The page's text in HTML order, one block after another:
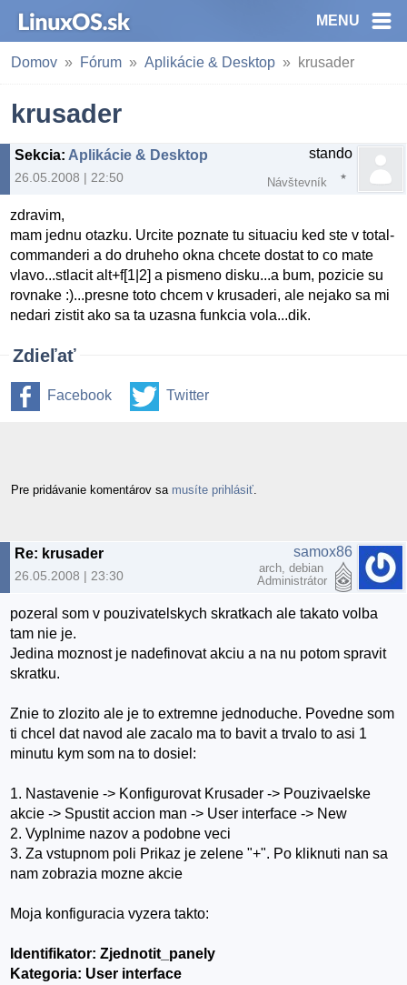
MENU
Domov Fórum Aplikácie & Desktop krusader
krusader
Sekcia: Aplikácie & Desktop
26.05.2008 | 22:50
stando
Návštevník
zdravim,
mam jednu otazku. Urcite poznate tu situaciu ked ste v total-
commanderi a do druheho okna chcete dostat to co mate
vlavo...stlacit alt+f[1|2] a pismeno disku...a bum, pozicie su
rovnake :)...presne toto chcem v krusaderi, ale nejako sa mi
nedari zistit ako sa ta uzasna funkcia vola...dik.
Zdieľať
Facebook Twitter
Pre pridávanie komentárov sa musíte prihlásiť
Re: krusader
26.05.2008 | 23:30
samox86
arch, debian
Administrátor
pozeral som v pouzivatelskych skratkach ale takato volba
tam nie je.
Jedina moznost je nadefinovat akciu a na nu potom spravit
skratku.
Znie to zlozito ale je to extremne jednoduche. Povedne som
ti chcel dat navod ale zacalo ma to bavit a trvalo to asi 1
minutu kym som na to dosiel:
1. Nastavenie -> Konfigurovat Krusader -> Pouzivaelske
akcie -> Spustit accion man -> User interface -> New
2. Vyplnime nazov a podobne veci
3. Za vstupnom poli Prikaz je zelene "+". Po kliknuti nan sa
nam zobrazia mozne akcie
Moja konfiguracia vyzera takto:
Identifikator: Zjednotit_panely
Kategoria: User interface